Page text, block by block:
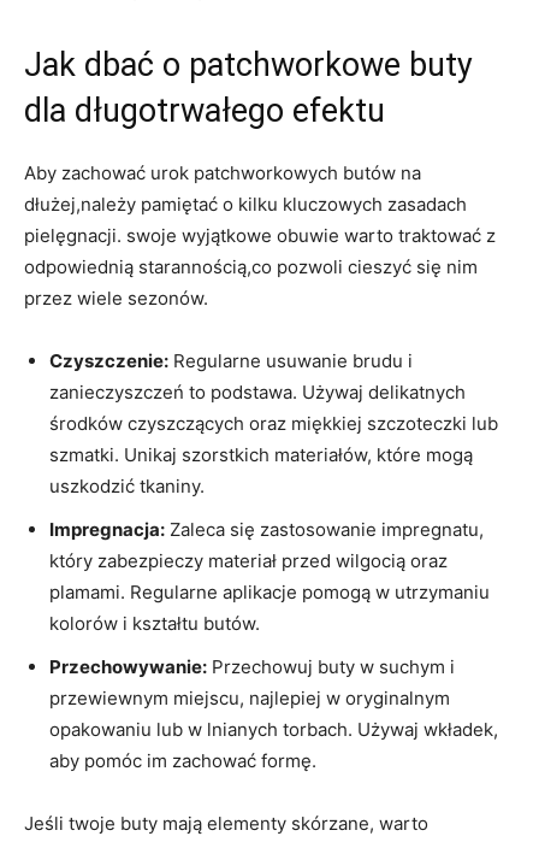
Jak dbać o patchworkowe buty
dla długotrwałego efektu
Aby zachować urok patchworkowych butów na
dłużej,należy pamiętać o kilku kluczowych zasadach
pielęgnacji. swoje wyjątkowe obuwie warto traktować z
odpowiednią starannością,co pozwoli cieszyć się nim
przez wiele sezonów.
Czyszczenie: Regularne usuwanie brudu i
zanieczyszczeń to podstawa. Używaj delikatnych
środków czyszczących oraz miękkiej szczoteczki lub
szmatki. Unikaj szorstkich materiałów, które mogą
uszkodzić tkaniny.
Impregnacja: Zaleca się zastosowanie impregnatu,
który zabezpieczy materiał przed wilgocią oraz
plamami. Regularne aplikacje pomogą w utrzymaniu
kolorów i kształtu butów.
Przechowywanie: Przechowuj buty w suchym i
przewiewnym miejscu, najlepiej w oryginalnym
opakowaniu lub w lnianych torbach. Używaj wkładek,
aby pomóc im zachować formę.
Jeśli twoje buty mają elementy skórzane, warto